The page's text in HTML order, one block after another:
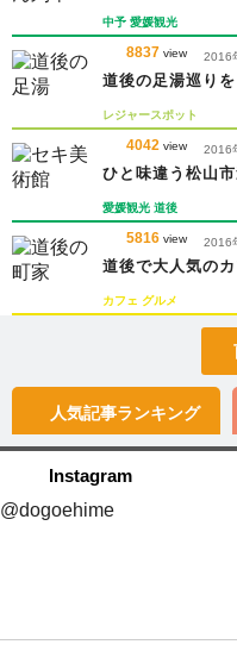
中予 愛媛観光
8837 view 2016
道後の足湯巡り
レジャースポット
4042 view 2016
ひと味違う松山
愛媛観光 道後
5816 view 2016
道後で大人気の
カフェ グルメ
人気記事ランキング
Instagram
@dogoehime